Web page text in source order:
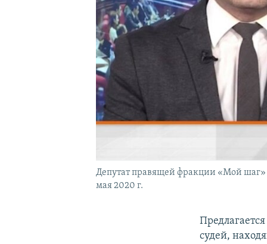
Депутат правящей фракции «Мой шаг»
мая 2020 г.
судей,